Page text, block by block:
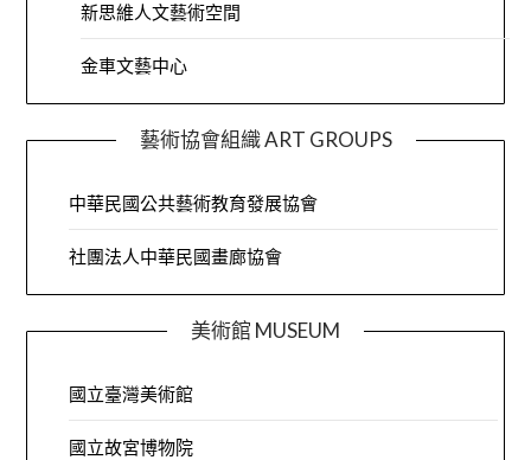
新思維人文藝術空間
金車文藝中心
藝術協會組織 ART GROUPS
中華民國公共藝術教育發展協會
社團法人中華民國畫廊協會
美術館 MUSEUM
國立臺灣美術館
國立故宮博物院